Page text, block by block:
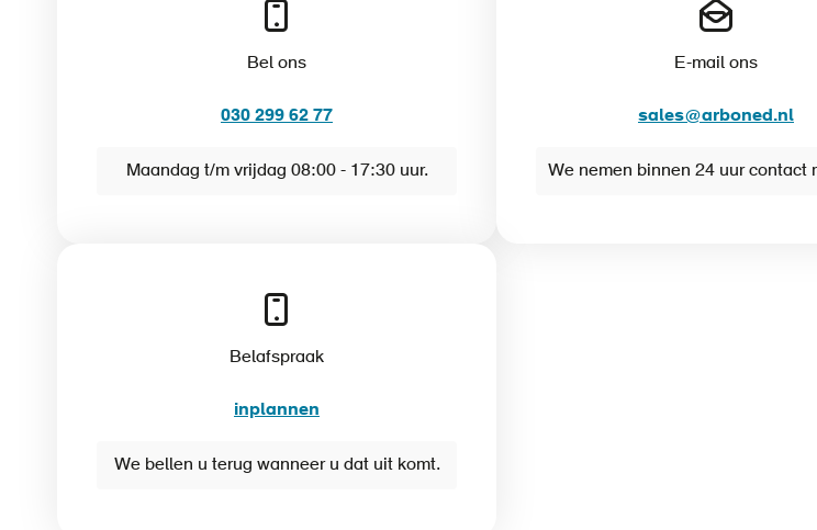
Bel ons
030 299 62 77
Maandag t/m vrijdag 08:00 - 17:30 uur.
E-mail ons
sales@arboned.nl
We nemen binnen 24 uur contact
Belafspraak
inplannen
We bellen u terug wanneer u dat uit komt.